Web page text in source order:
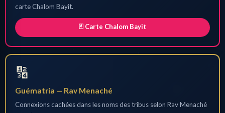
carte Chalom Bayit.
🃏 Carte Chalom Bayit
🔢
Guématria — Rav Menaché
Connexions cachées dans les noms des tribus selon Rav Menaché